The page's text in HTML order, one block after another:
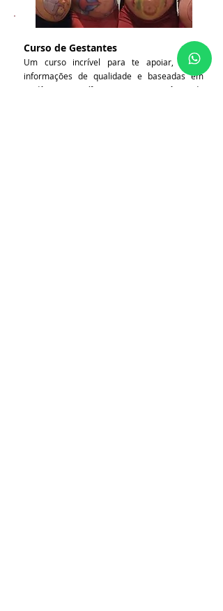
Curso de Gestantes
Um curso incrível para te apoiar, com
informações de qualidade e baseadas em
evidências científicas, a ter uma vivência da